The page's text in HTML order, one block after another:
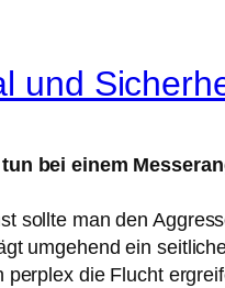
und
bei einem
sollte man den
umgehend ein
perplex die Flucht